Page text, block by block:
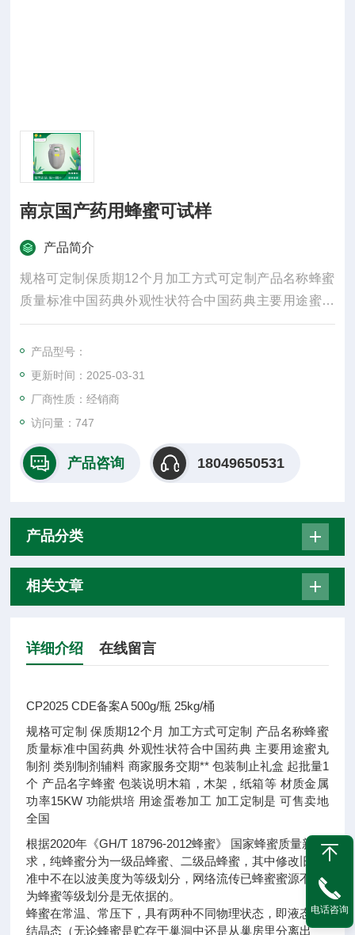
南京国产药用蜂蜜可试样
产品简介
规格可定制保质期12个月加工方式可定制产品名称蜂蜜
质量标准中国药典外观性状符合中国药典主要用途蜜丸
制剂类别制剂辅料商家服务交期**包装制止礼盒起批量1
个产品名字蜂蜜包装说明木箱
产品型号：
更新时间：2025-03-31
厂商性质：经销商
访问量：747
产品咨询 18049650531
产品分类
相关文章
详细介绍 在线留言
CP2025 CDE备案A 500g/瓶 25kg/桶
规格可定制 保质期12个月 加工方式可定制 产品名称蜂蜜
质量标准中国药典 外观性状符合中国药典 主要用途蜜丸
制剂 类别制剂辅料 商家服务交期** 包装制止礼盒 起批量1
个 产品名字蜂蜜 包装说明木箱，木架，纸箱等 材质金属
功率15KW 功能烘培 用途蛋卷加工 加工定制 是 可售卖地
全国
根据2020年《GH/T 18796-2012蜂蜜》 国家蜂蜜质量新要
求，纯蜂蜜分为一级品蜂蜜、二级品蜂蜜，其中修改旧标
准中不在以波美度为等级划分，网络流传已蜂蜜蜜源不同
为蜂蜜等级划分是无依据的。
蜂蜜在常温、常压下，具有两种不同物理状态，即液态和
结晶态（无论蜂蜜是贮存于巢洞中还是从巢房里分离出
电话咨询